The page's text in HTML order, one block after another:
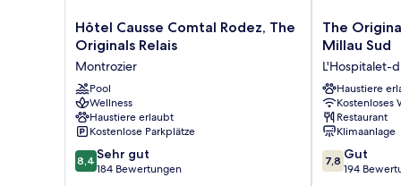
Hôtel
Causse
Comtal
Rodez,
The
Originals
Relais
Montrozier
Hôtel Causse Comtal Rodez, The
Originals Relais
Montrozier
Pool
Wellness
Haustiere erlaubt
Kostenlose Parkplätze
8.4
von
8,4 Sehr gut
184 Bewertungen
The
Originals
Hôtel
Millau
Sud
L'Hospitalet-
du-
Larzac
The
Millau Sud
L'Hospitalet-
Haustiere
Kostenloses
Restaurant
Klimaanlage
7.8
von
7,8 Gut
194